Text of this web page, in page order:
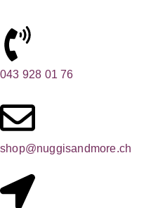
043 928 01 76
shop@nuggisandmore.ch